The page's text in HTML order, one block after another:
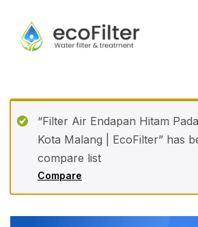
Compare
“Filter Air Endapan Hitam
Kota Malang | EcoFilter” has
compare list